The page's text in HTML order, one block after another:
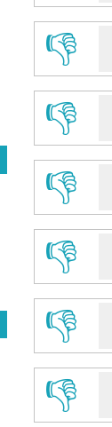
👎
👎
👎
👎
👎
👎